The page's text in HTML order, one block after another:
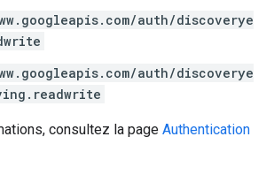
auth/discoverye
auth/discoverye
consultez la page Authentication